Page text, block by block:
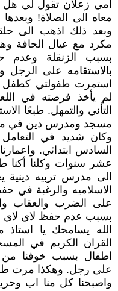
امي زعلان تقول لي هل
معاه الى الصلاة!
وبعد ذلك اذهب الى
مكرد مع عيال الحافة
بسبب الزنقلة وعدم
بالاستقامه على الرجل
استمرت طفولتي كطفل
لم يأخذ فرصته في
التأني والتمهل. طبعًا
وكان شديد في
السادس ابتدائي.
عشر سنوات وكلنا أكنا
الى مدرس تربيه
الاسلاميه والرغبة في
على الضرب والعقاب
بسبب عدم حفظ لاي لاي
‏الله يسامحك يا
القران الكريم في
اطفال بسبب خوفنا من
على رجل. وهكذا مرت
‏واصبحنا كل منا اب